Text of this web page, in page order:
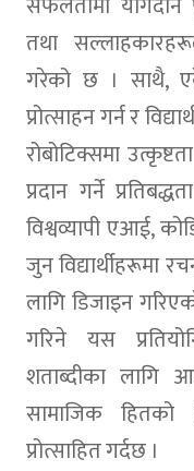
तथा
गरेको छ । साथै,
प्रोत्साहन गर्न र
रोबोटिक्समा
प्रदान गर्ने
विश्वव्यापी एआई,
जुन विद्यार्थीहरूमा
लागि डिजाइन
गरिने यस
शताब्दीका लागि
सामाजिक हितको
प्रोत्साहित गर्दछ ।